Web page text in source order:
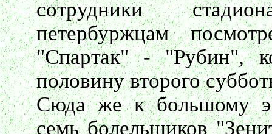
сотрудники
петербуржцам
"Спартак" - "Рубин",
половину второго
Сюда же к большому
семь болельщиков